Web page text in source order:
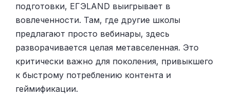
подготовки, ЕГЭLAND выигрывает в
вовлеченности. Там, где другие школы
предлагают просто вебинары, здесь
разворачивается целая метавселенная. Это
критически важно для поколения, привыкшего
к быстрому потреблению контента и
геймификации.